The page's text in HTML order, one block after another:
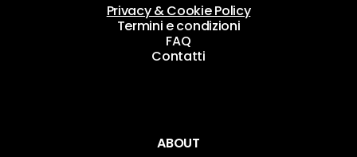
Privacy & Cookie Policy
Termini e condizioni
FAQ
Contatti
ABOUT